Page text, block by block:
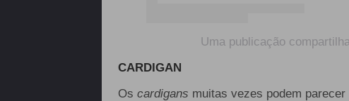
Uma publicação
CARDIGAN
Os cardigans muitas vezes podem